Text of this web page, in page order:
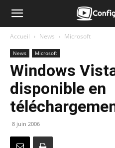
Accueil News Microsoft
News Microsoft
Windows
disponible en
8 juin 2006